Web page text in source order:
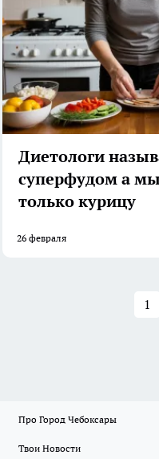
Диетологи
суперфудом а
только курицу
26 февраля
1
Про Город Чебоксары
Твои Новости